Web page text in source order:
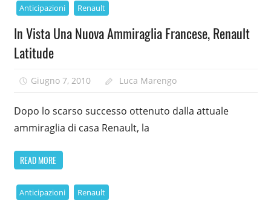
Anticipazioni Renault
In Vista Una Nuova Ammiraglia Francese, Renault
Latitude
Giugno 7, 2010 Luca Marengo
Dopo lo scarso successo ottenuto dalla attuale
ammiraglia di casa Renault, la
READ MORE
Anticipazioni Renault